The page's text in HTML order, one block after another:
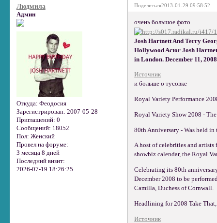
Поделиться2013-01-29 09:58:52
Людмила
Админ
Откуда: Феодосия
Зарегистрирован: 2007-05-28
Приглашений: 0
Сообщений: 18052
Пол: Женский
Провел на форуме:
3 месяца 8 дней
Последний визит:
2026-07-19 18:26:25
очень большое фото
Josh Hartnett And Terry
Hollywood Actor Josh
in London. December 11, 2008
Источник
и больше о тусовке
Royal Variety Performance
Royal Variety Show 2008 -
80th Anniversary - Was held in
A host of celebrities and
showbiz calendar, the Royal
Celebrating its 80th
December 2008 to be
Camilla, Duchess of Cornwall.
Headlining for 2008 Take
Источник